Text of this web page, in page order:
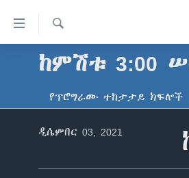
የመሥሪያ
ማገናኛዎች
ይዘትአፍሪካ
ዓለምአቀፍ
ጋቢና ቪኦኤ
ከምሽቱ ሦስት ሰዓት የአማርኛ ዜና
ፈልግ
ከምሽቱ 3:00
የፕሮግራሙ ተከታታይ ክፍሎች
ዲሴምበር 03, 2021